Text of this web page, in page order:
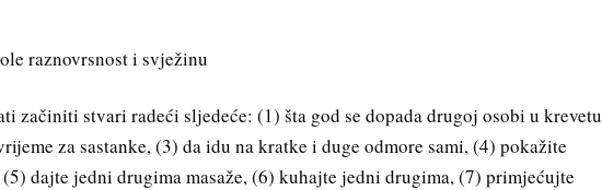
raznovrsnost i svježinu
začiniti stvari radeći sljedeće: (1) šta god se dopada drugoj osobi u krevetu
za sastanke, (3) da idu na kratke i duge odmore sami, (4) pokažite
dajte jedni drugima masaže, (6) kuhajte jedni drugima, (7) primjećujte